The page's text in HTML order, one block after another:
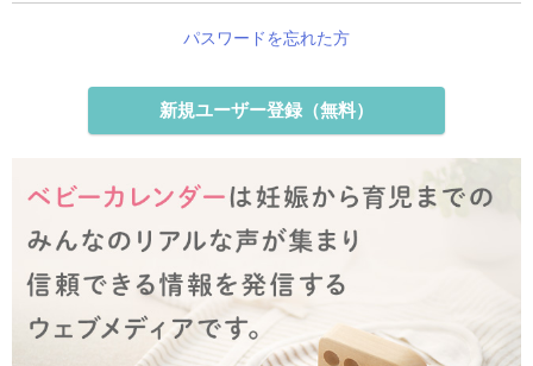
パスワードを忘れた方
新規ユーザー登録（無料）